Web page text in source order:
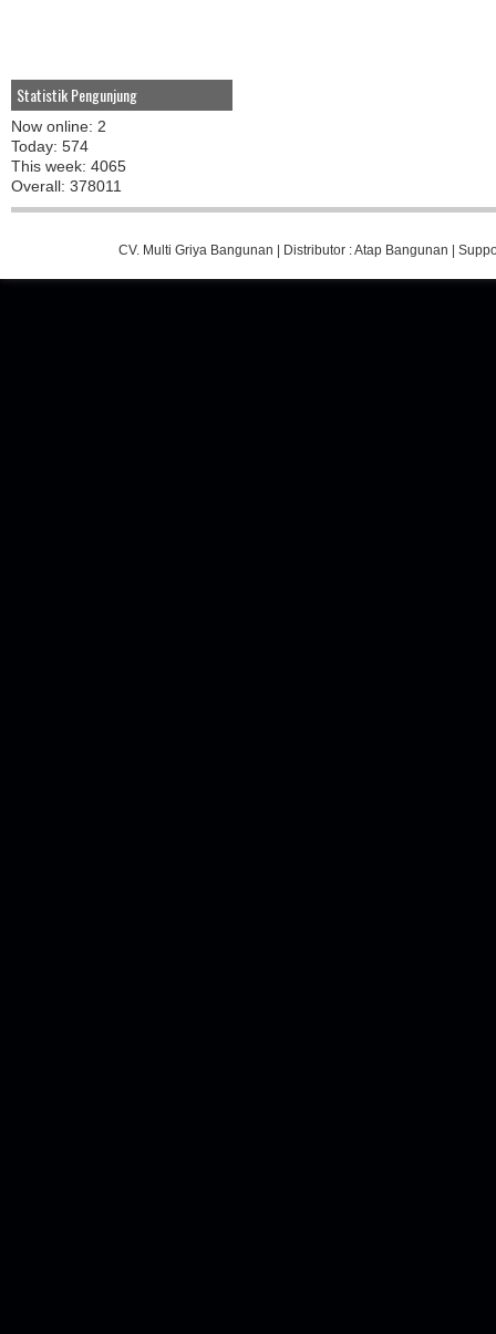
Statistik Pengunjung
Now online: 2
Today: 574
This week: 4065
Overall: 378011
CV. Multi Griya Bangunan | Distributor :Atap Bangunan |